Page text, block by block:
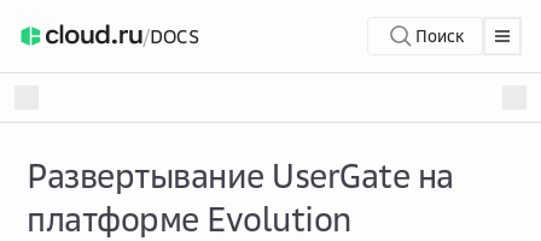
/DOCS Поиск
Развертывание UserGate на
платформе Evolution